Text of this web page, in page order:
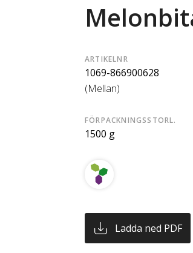
ARTIKELNR
1069-866900628
(Mellan)
FÖRPACKNINGSSTORL.
1500 g
Ladda ned PDF